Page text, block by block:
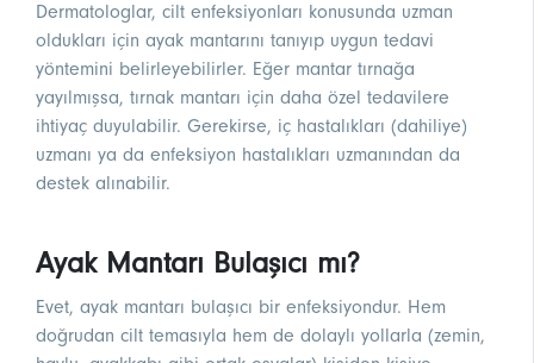
Dermatologlar, cilt enfeksiyonları konusunda uzman
oldukları için ayak mantarını tanıyıp uygun tedavi
yöntemini belirleyebilirler. Eğer mantar tırnağa
yayılmışsa, tırnak mantarı için daha özel tedavilere
ihtiyaç duyulabilir. Gerekirse, iç hastalıkları (dahiliye)
uzmanı ya da enfeksiyon hastalıkları uzmanından da
destek alınabilir.
Ayak Mantarı Bulaşıcı mı?
Evet, ayak mantarı bulaşıcı bir enfeksiyondur. Hem
doğrudan cilt temasıyla hem de dolaylı yollarla (zemin,